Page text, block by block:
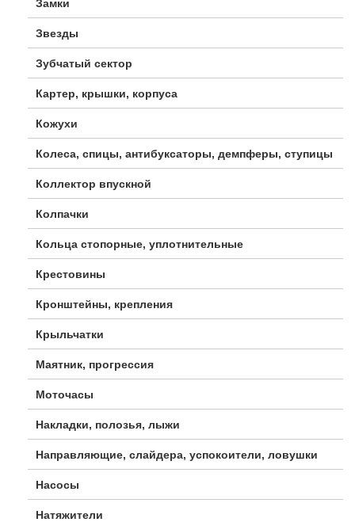
Замки
Звезды
Зубчатый сектор
Картер, крышки, корпуса
Кожухи
Колеса, спицы, антибуксаторы, демпферы, ступицы
Коллектор впускной
Колпачки
Кольца стопорные, уплотнительные
Крестовины
Кронштейны, крепления
Крыльчатки
Маятник, прогрессия
Моточасы
Накладки, полозья, лыжи
Направляющие, слайдера, успокоители, ловушки
Насосы
Натяжители